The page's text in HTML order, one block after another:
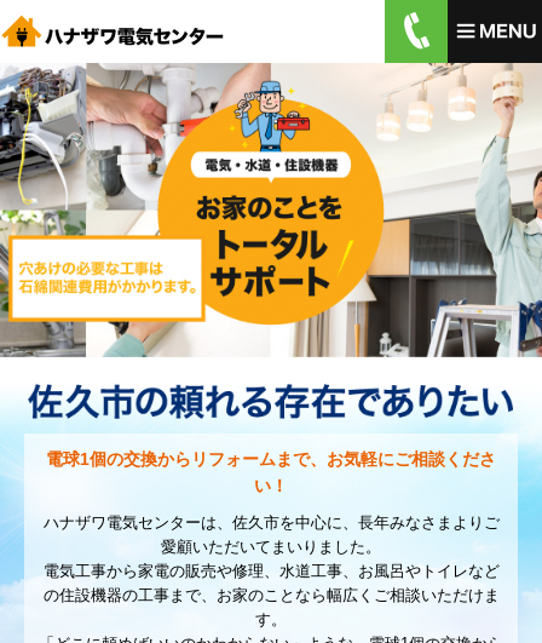
電球1個の交換からリフォームまで、お気軽にご相談くださ
い！
ハナザワ電気センターは、佐久市を中心に、長年みなさまよりご
愛顧いただいてまいりました。
電気工事から家電の販売や修理、水道工事、お風呂やトイレなど
の住設機器の工事まで、お家のことなら幅広くご相談いただけま
す。